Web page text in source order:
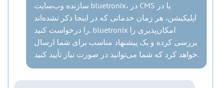
سازنده وب‌سایت bluetronix، در CMS یا در
اپلیکیشن، هر زمان خدماتی که در اینجا ذکر نشده‌اند
را درخواست کنید. bluetronix امکان‌پذیری را
بررسی کرده و یک پیشنهاد مناسب برای شما ارسال
خواهد کرد که شما می‌توانید در صورت نیاز تأیید کنید.